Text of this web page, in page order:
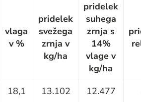
vlaga
v %
pridelek
svežega
zrnja v
kg/ha
pridelek
suhega
zrnja s
14%
vlage v
kg/ha
18,1 13.102 12.477